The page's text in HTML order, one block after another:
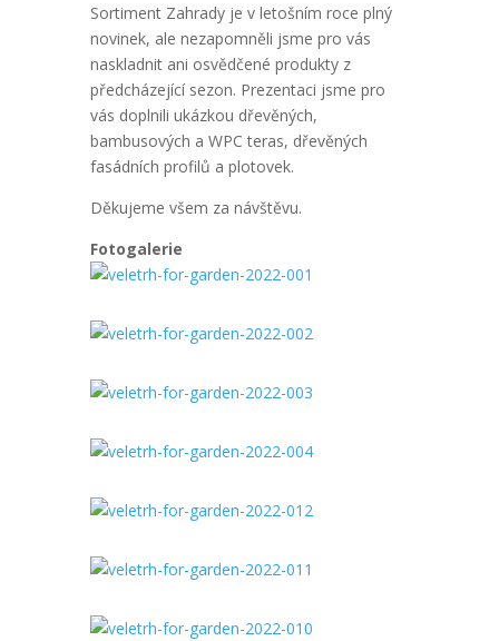
Sortiment Zahrady je v letošním roce plný
novinek, ale nezapomněli jsme pro vás
naskladnit ani osvědčené produkty z
předcházející sezon. Prezentaci jsme pro
vás doplnili ukázkou dřevěných,
bambusových a WPC teras, dřevěných
fasádních profilů a plotovek.
Děkujeme všem za návštěvu.
Fotogalerie